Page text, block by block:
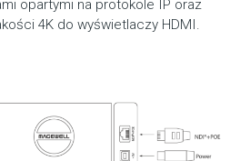
opartymi na protokole IP oraz
4K do wyświetlaczy HDMI.